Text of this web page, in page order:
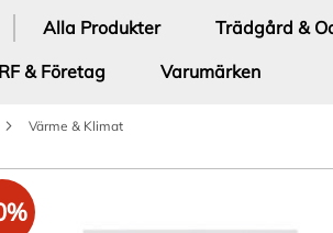
Alla Produkter Trädgård &
& Företag
Varumärken
Värme & Klimat